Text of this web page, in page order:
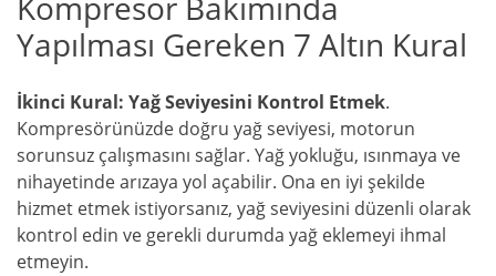
Yapılması Gereken 7 Altın Kural
İkinci Kural: Yağ Seviyesini Kontrol Etmek.
Kompresörünüzde doğru yağ seviyesi, motorun
sorunsuz çalışmasını sağlar. Yağ yokluğu, ısınmaya ve
nihayetinde arızaya yol açabilir. Ona en iyi şekilde
hizmet etmek istiyorsanız, yağ seviyesini düzenli olarak
kontrol edin ve gerekli durumda yağ eklemeyi ihmal
etmeyin.